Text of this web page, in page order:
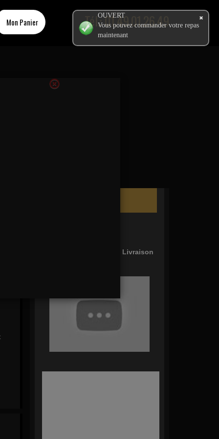
Mon Panier Tél.:01.49.01.26.49
Type de commande: En Livraison
OUVERT
Vous pouvez commander votre repas
maintenant